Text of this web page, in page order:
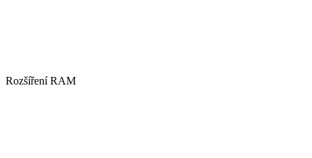
Rozšíření RAM